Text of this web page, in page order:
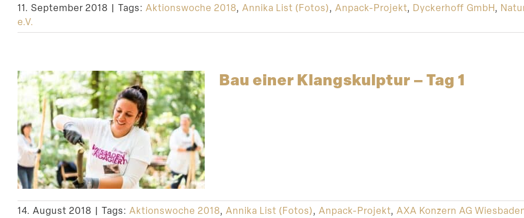
11. September 2018 | Tags: Aktionswoche 2018, Annika List (Fotos), Anpack-Projekt, Dyckerhoff GmbH,
e.V.
Bau einer Klang­skulptur – Tag 1
14. August 2018 | Tags: Aktionswoche 2018, Annika List (Fotos), Anpack-Projekt, AXA Konzern AG